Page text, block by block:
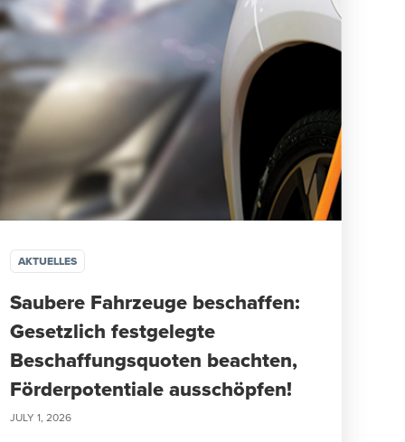
AKTUELLES
Saubere Fahrzeuge beschaffen:
Gesetzlich festgelegte
Beschaffungsquoten beachten,
Förderpotentiale ausschöpfen!
JULY 1, 2026